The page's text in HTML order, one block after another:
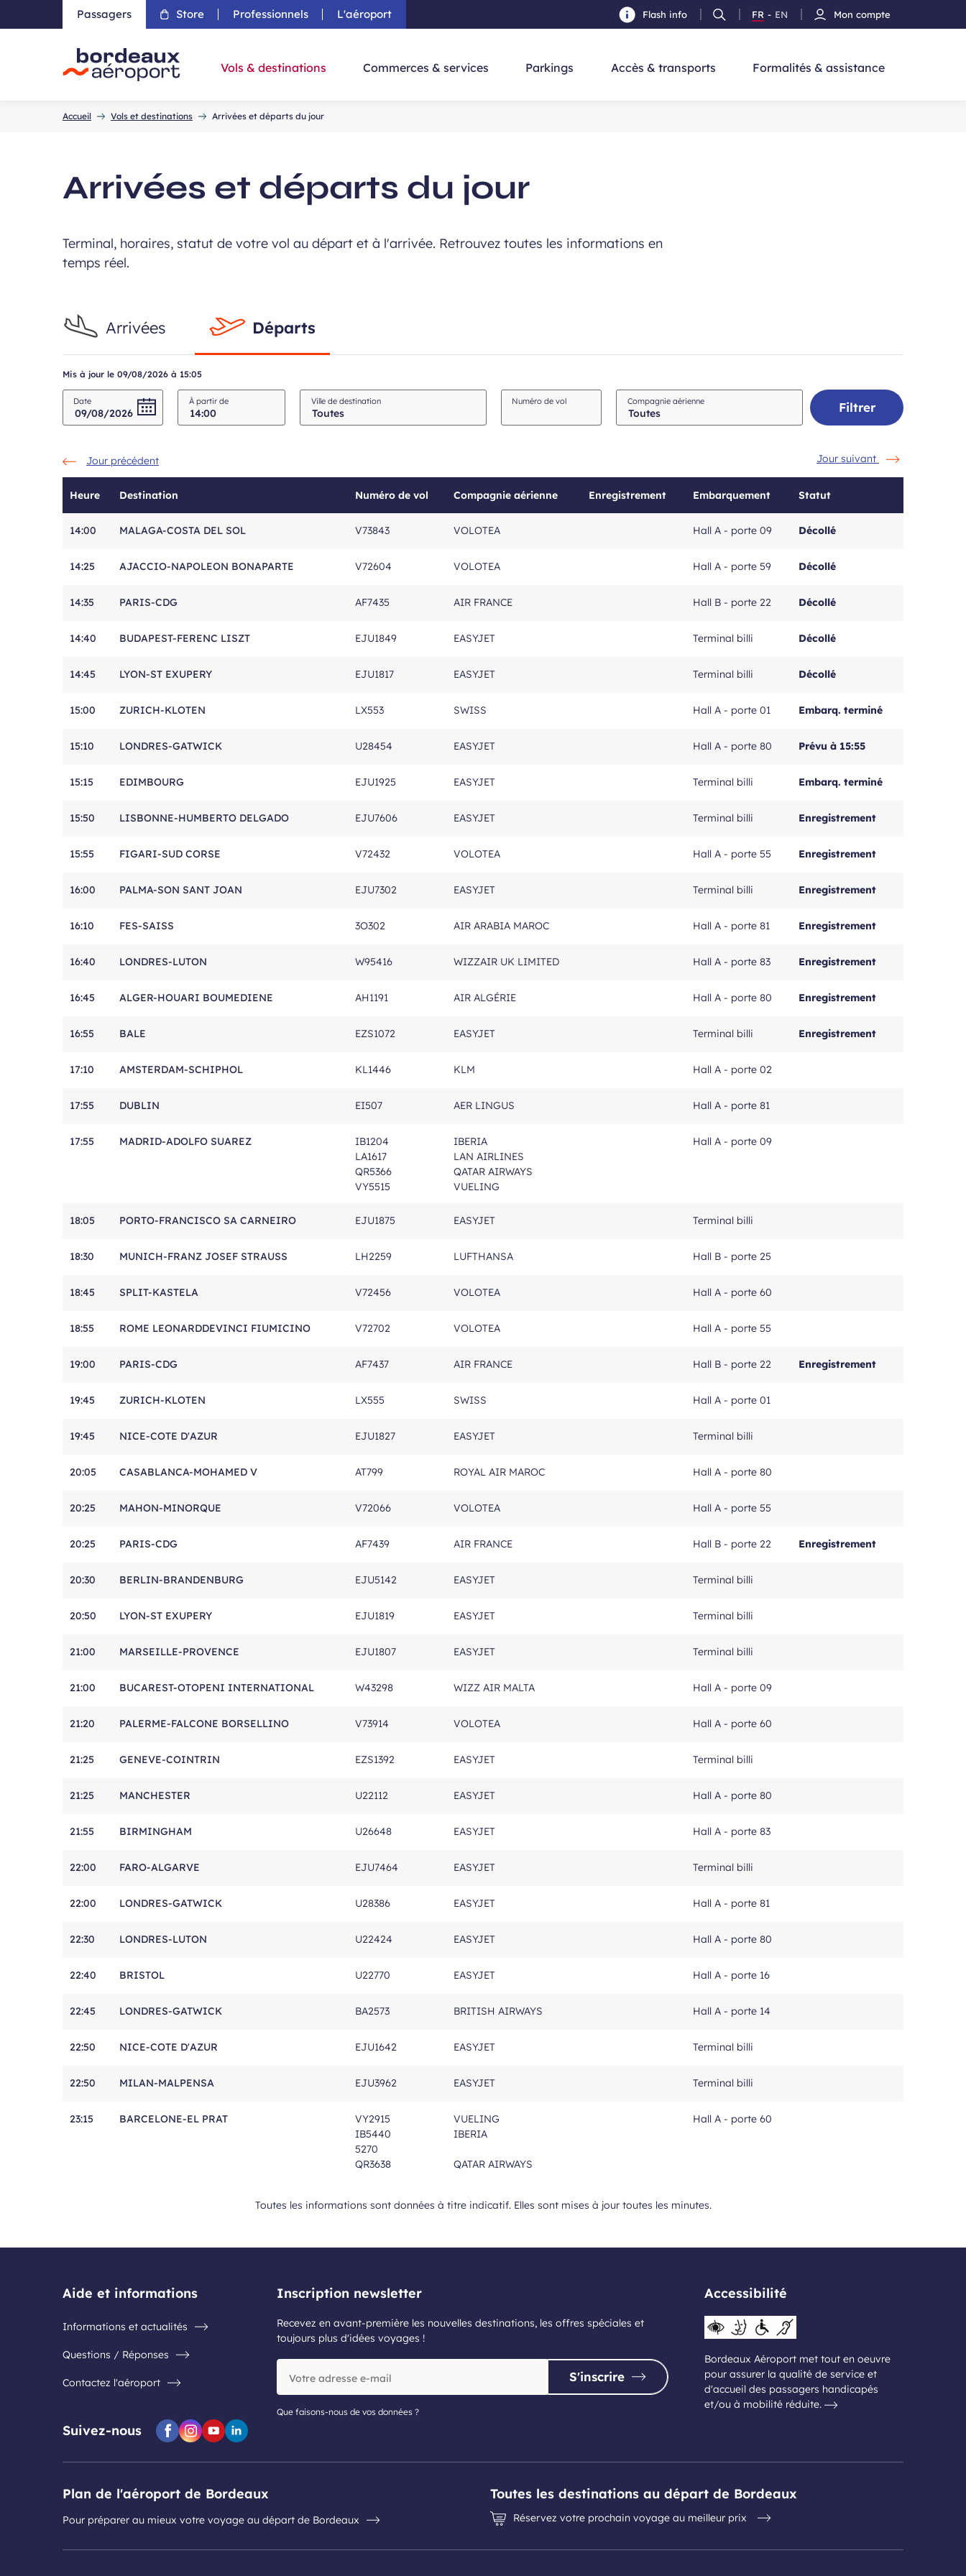
Aller au contenu principal - Aller à la navigation - Aller à la recherche
Passagers Store Professionnels L'aéroport Flash info
Ouvrir
la
FR
Version
- EN
Mon compte
Vols & destinations Commerces & services Parkings Accès & transports Formalités & assistance
Accueil Vols et destinations Arrivées et départs du jour
Arrivées et départs du jour
Terminal, horaires, statut de votre vol au départ et à l'arrivée. Retrouvez toutes les informations en
temps réel.
Arrivées Départs
Mis à jour le 09/08/2026 à 15:05
DateChamp
requis
À partir deChamp
Ville de destinationChamp
Numéro de volChamp
Compagnie aérienneChamp
Filtrer
Jour précédent Jour suivant
des
d'arrivées
départs
avions
l'aéroport
Bordeaux.
Heure Destination Numéro de vol Compagnie aérienne Enregistrement Embarquement Statut
14:00 MALAGA-COSTA DEL SOL V73843 VOLOTEA Hall A - porte 09 Décollé
14:25 AJACCIO-NAPOLEON BONAPARTE V72604 VOLOTEA Hall A - porte 59 Décollé
14:35 PARIS-CDG AF7435 AIR FRANCE Hall B - porte 22 Décollé
14:40 BUDAPEST-FERENC LISZT EJU1849 EASYJET Terminal billi Décollé
14:45 LYON-ST EXUPERY EJU1817 EASYJET Terminal billi Décollé
15:00 ZURICH-KLOTEN LX553 SWISS Hall A - porte 01 Embarq. terminé
15:10 LONDRES-GATWICK U28454 EASYJET Hall A - porte 80 Prévu à 15:55
15:15 EDIMBOURG EJU1925 EASYJET Terminal billi Embarq. terminé
15:50 LISBONNE-HUMBERTO DELGADO EJU7606 EASYJET Terminal billi Enregistrement
15:55 FIGARI-SUD CORSE V72432 VOLOTEA Hall A - porte 55 Enregistrement
16:00 PALMA-SON SANT JOAN EJU7302 EASYJET Terminal billi Enregistrement
16:10 FES-SAISS 3O302 AIR ARABIA MAROC Hall A - porte 81 Enregistrement
16:40 LONDRES-LUTON W95416 WIZZAIR UK LIMITED Hall A - porte 83 Enregistrement
16:45 ALGER-HOUARI BOUMEDIENE AH1191 AIR ALGÉRIE Hall A - porte 80 Enregistrement
16:55 BALE EZS1072 EASYJET Terminal billi Enregistrement
17:10 AMSTERDAM-SCHIPHOL KL1446 KLM Hall A - porte 02
17:55 DUBLIN EI507 AER LINGUS Hall A - porte 81
17:55 MADRID-ADOLFO SUAREZ
IB1204
LA1617
QR5366
VY5515
IBERIA
LAN AIRLINES
QATAR AIRWAYS
VUELING
Hall A - porte 09
18:05 PORTO-FRANCISCO SA CARNEIRO EJU1875 EASYJET Terminal billi
18:30 MUNICH-FRANZ JOSEF STRAUSS LH2259 LUFTHANSA Hall B - porte 25
18:45 SPLIT-KASTELA V72456 VOLOTEA Hall A - porte 60
18:55 ROME LEONARDDEVINCI FIUMICINO V72702 VOLOTEA Hall A - porte 55
19:00 PARIS-CDG AF7437 AIR FRANCE Hall B - porte 22 Enregistrement
19:45 ZURICH-KLOTEN LX555 SWISS Hall A - porte 01
19:45 NICE-COTE D'AZUR EJU1827 EASYJET Terminal billi
20:05 CASABLANCA-MOHAMED V AT799 ROYAL AIR MAROC Hall A - porte 80
20:25 MAHON-MINORQUE V72066 VOLOTEA Hall A - porte 55
20:25 PARIS-CDG AF7439 AIR FRANCE Hall B - porte 22 Enregistrement
20:30 BERLIN-BRANDENBURG EJU5142 EASYJET Terminal billi
20:50 LYON-ST EXUPERY EJU1819 EASYJET Terminal billi
21:00 MARSEILLE-PROVENCE EJU1807 EASYJET Terminal billi
21:00 BUCAREST-OTOPENI INTERNATIONAL W43298 WIZZ AIR MALTA Hall A - porte 09
21:20 PALERME-FALCONE BORSELLINO V73914 VOLOTEA Hall A - porte 60
21:25 GENEVE-COINTRIN EZS1392 EASYJET Terminal billi
21:25 MANCHESTER U22112 EASYJET Hall A - porte 80
21:55 BIRMINGHAM U26648 EASYJET Hall A - porte 83
22:00 FARO-ALGARVE EJU7464 EASYJET Terminal billi
22:00 LONDRES-GATWICK U28386 EASYJET Hall A - porte 81
22:30 LONDRES-LUTON U22424 EASYJET Hall A - porte 80
22:40 BRISTOL U22770 EASYJET Hall A - porte 16
22:45 LONDRES-GATWICK BA2573 BRITISH AIRWAYS Hall A - porte 14
22:50 NICE-COTE D'AZUR EJU1642 EASYJET Terminal billi
22:50 MILAN-MALPENSA EJU3962 EASYJET Terminal billi
23:15 BARCELONE-EL PRAT
VY2915
IB5440
5270
QR3638
VUELING
IBERIA
QATAR AIRWAYS
Hall A - porte 60
Toutes les informations sont données à titre indicatif. Elles sont mises à jour toutes les minutes.
Aide et informations
Informations et actualités
Questions / Réponses
Contactez l'aéroport
Suivez-nous Facebook
Instagram
YoutubeLinkedin
Inscription newsletter
Recevez en avant-première les nouvelles destinations, les offres spéciales et
toujours plus d'idées voyages !
adresse
e-
S'inscrire
Que faisons-nous de vos données ?
Accessibilité
Bordeaux Aéroport met tout en oeuvre
pour assurer la qualité de service et
d'accueil des passagers handicapés
et/ou à mobilité réduite.
Plan de l'aéroport de Bordeaux
Pour préparer au mieux votre voyage au départ de Bordeaux
Toutes les destinations au départ de Bordeaux
Réservez votre prochain voyage au meilleur prix